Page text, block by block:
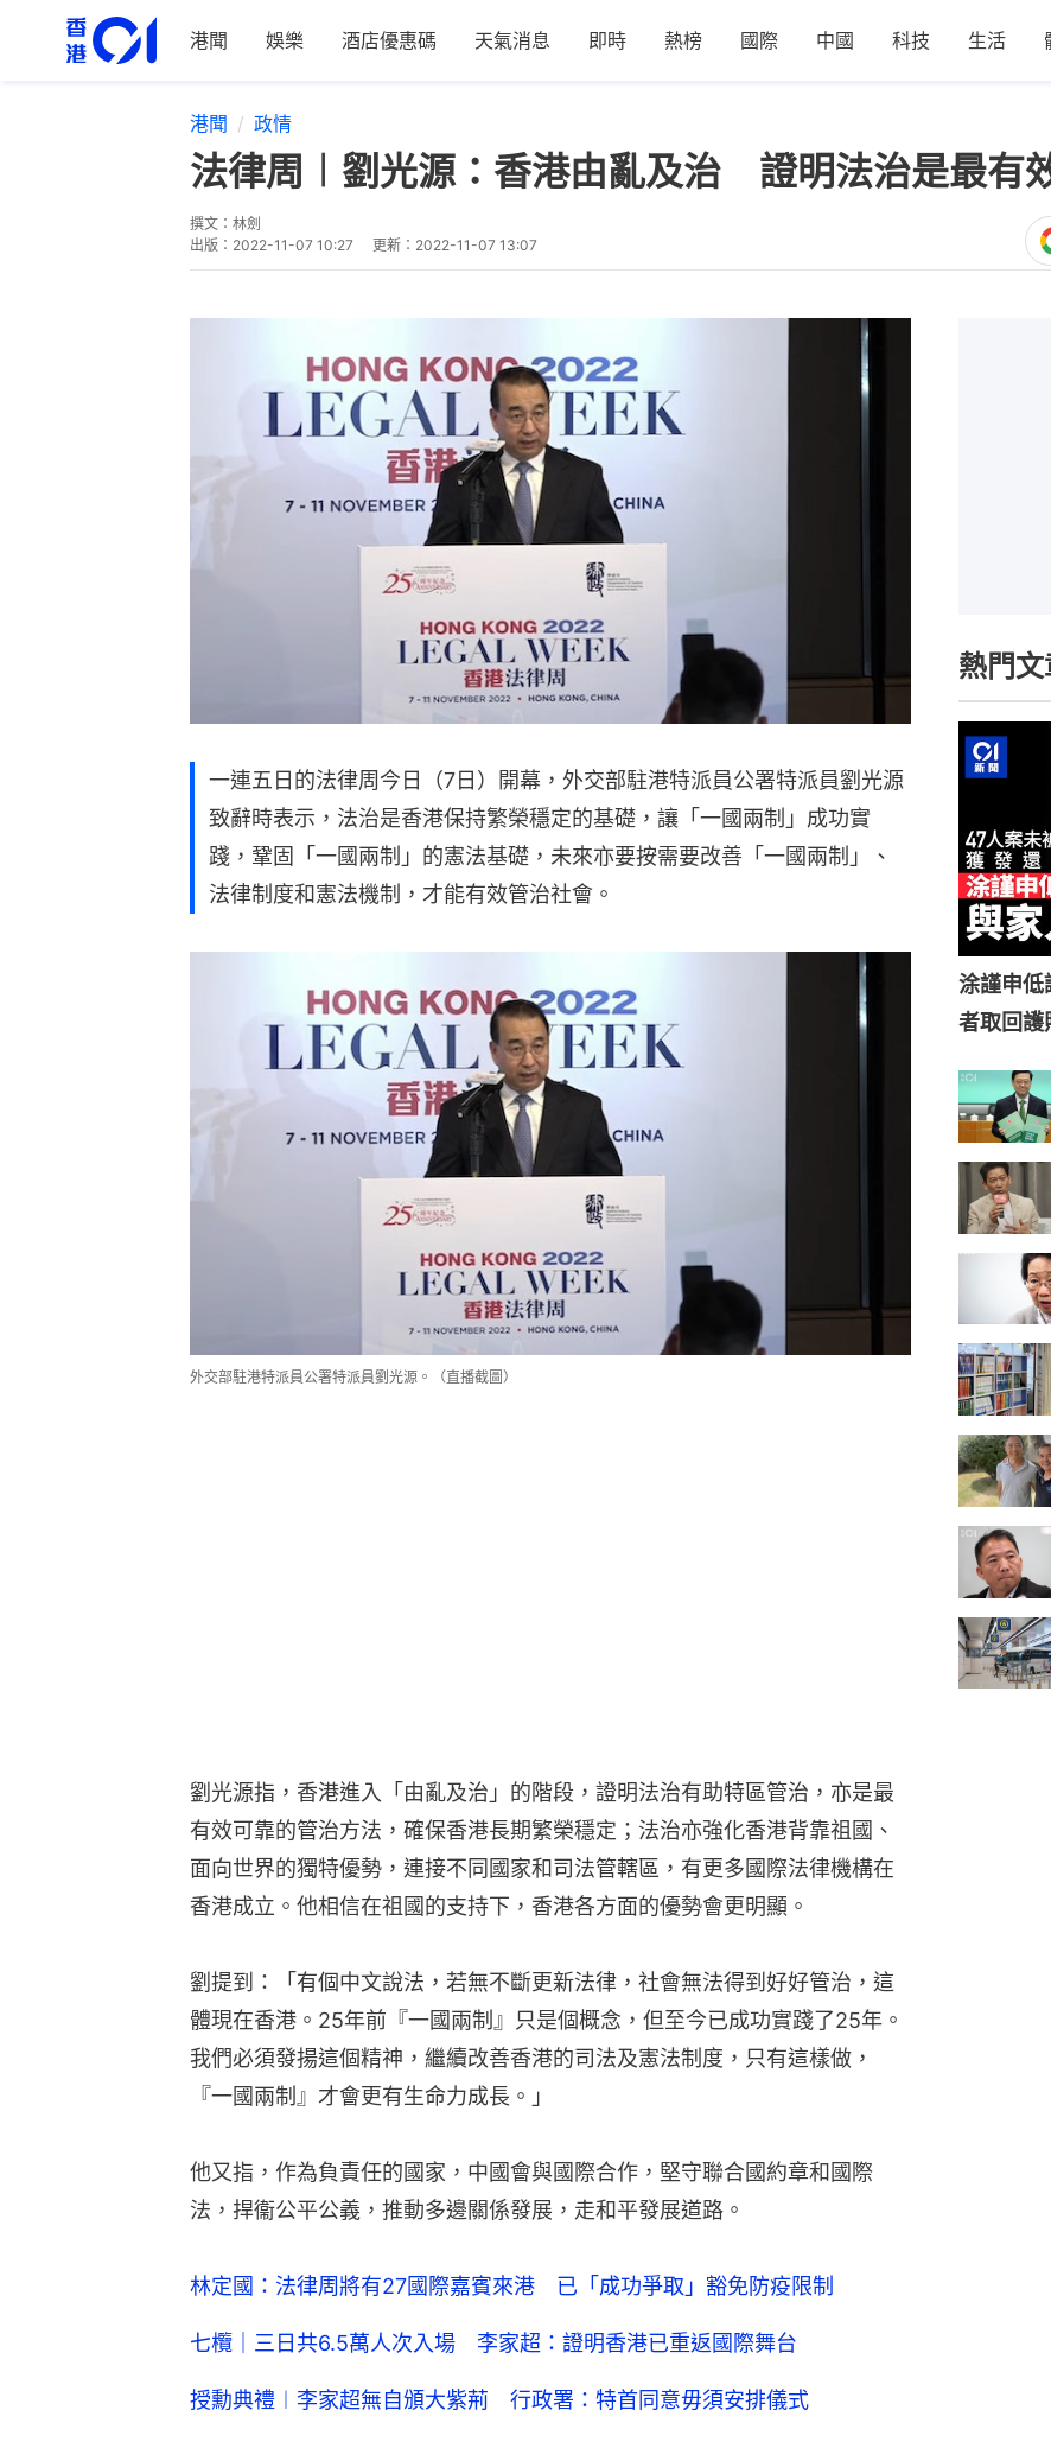
港聞 娛樂 酒店優惠碼 天氣消息 即時 熱榜 國際 中國 科技 生活
港聞 政情
法律周︱劉光源：香港由亂及治 證明法治是最有
撰文： 林劍
出版： 2022-11-07 10:27 更新： 2022-11-07 13:07
一連五日的法律周今日（7日）開幕，外交部駐港特派員公署特派員劉光源
致辭時表示，法治是香港保持繁榮穩定的基礎，讓「一國兩制」成功實
踐，鞏固「一國兩制」的憲法基礎，未來亦要按需要改善「一國兩制」、
法律制度和憲法機制，才能有效管治社會。
外交部駐港特派員公署特派員劉光源。（直播截圖）
劉光源指，香港進入「由亂及治」的階段，證明法治有助特區管治，亦是最
有效可靠的管治方法，確保香港長期繁榮穩定；法治亦強化香港背靠祖國、
面向世界的獨特優勢，連接不同國家和司法管轄區，有更多國際法律機構在
香港成立。他相信在祖國的支持下，香港各方面的優勢會更明顯。
劉提到：「有個中文說法，若無不斷更新法律，社會無法得到好好管治，這
體現在香港。25年前『一國兩制』只是個概念，但至今已成功實踐了25年。
我們必須發揚這個精神，繼續改善香港的司法及憲法制度，只有這樣做，
『一國兩制』才會更有生命力成長。」
他又指，作為負責任的國家，中國會與國際合作，堅守聯合國約章和國際
法，捍衞公平公義，推動多邊關係發展，走和平發展道路。
林定國：法律周將有27國際嘉賓來港 已「成功爭取」豁免防疫限制
七欖｜三日共6.5萬人次入場 李家超：證明香港已重返國際舞台
授勳典禮︱李家超無自頒大紫荊 行政署：特首同意毋須安排儀式
熱門文
涂謹申
者取回護